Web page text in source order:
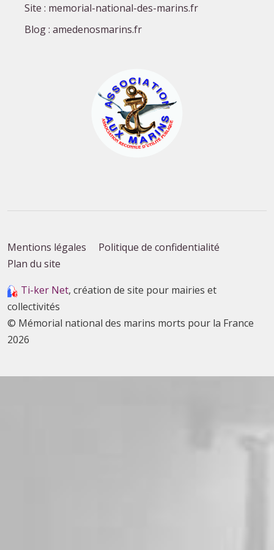
Site : memorial-national-des-marins.fr
Blog : amedenosmarins.fr
Mentions légales
Politique de confidentialité
Plan du site
Ti-ker Net, création de site pour mairies et
collectivités
© Mémorial national des marins morts pour la France
2026